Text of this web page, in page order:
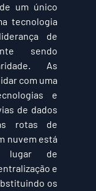
um único
tecnologia
de
sendo
As
com uma
e
de dados
rotas de
nuvem está
lugar de
e
os